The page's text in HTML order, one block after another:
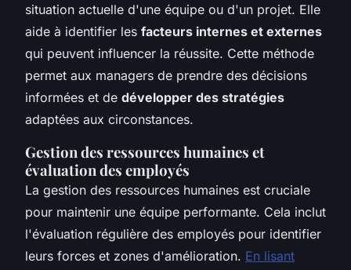
situation actuelle d'une équipe ou d'un projet. Elle
aide à identifier les facteurs internes et externes
qui peuvent influencer la réussite. Cette méthode
permet aux managers de prendre des décisions
informées et de développer des stratégies
adaptées aux circonstances.
Gestion des ressources humaines et
évaluation des employés
La gestion des ressources humaines est cruciale
pour maintenir une équipe performante. Cela inclut
l'évaluation régulière des employés pour identifier
leurs forces et zones d'amélioration. En lisant